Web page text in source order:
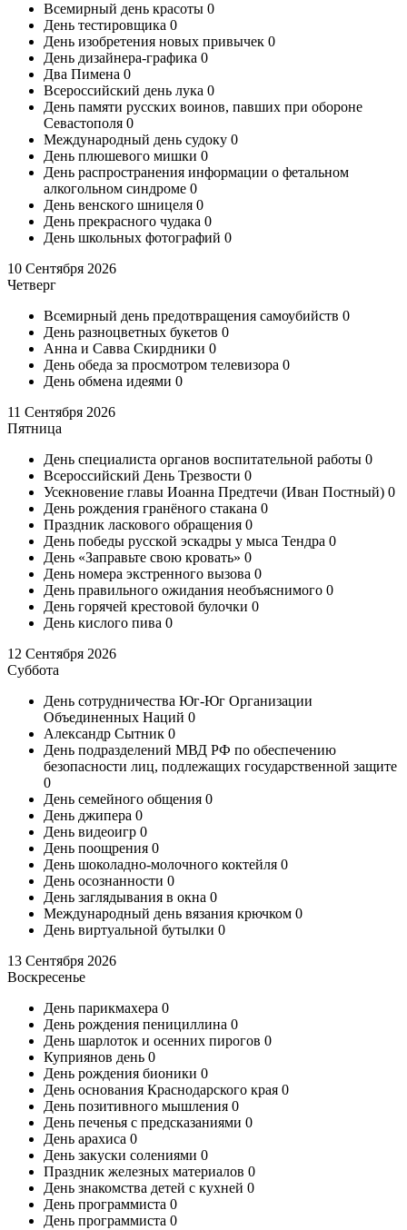
Всемирный день красоты 0
День тестировщика 0
День изобретения новых привычек 0
День дизайнера-графика 0
Два Пимена 0
Всероссийский день лука 0
День памяти русских воинов, павших при обороне
Севастополя 0
Международный день судоку 0
День плюшевого мишки 0
День распространения информации о фетальном
алкогольном синдроме 0
День венского шницеля 0
День прекрасного чудака 0
День школьных фотографий 0
10 Сентября 2026
Четверг
Всемирный день предотвращения самоубийств 0
День разноцветных букетов 0
Анна и Савва Скирдники 0
День обеда за просмотром телевизора 0
День обмена идеями 0
11 Сентября 2026
Пятница
День специалиста органов воспитательной работы 0
Всероссийский День Трезвости 0
Усекновение главы Иоанна Предтечи (Иван Постный) 0
День рождения гранёного стакана 0
Праздник ласкового обращения 0
День победы русской эскадры у мыса Тендра 0
День «Заправьте свою кровать» 0
День номера экстренного вызова 0
День правильного ожидания необъяснимого 0
День горячей крестовой булочки 0
День кислого пива 0
12 Сентября 2026
Суббота
День сотрудничества Юг-Юг Организации
Объединенных Наций 0
Александр Сытник 0
День подразделений МВД РФ по обеспечению
безопасности лиц, подлежащих государственной защите
0
День семейного общения 0
День джипера 0
День видеоигр 0
День поощрения 0
День шоколадно-молочного коктейля 0
День осознанности 0
День заглядывания в окна 0
Международный день вязания крючком 0
День виртуальной бутылки 0
13 Сентября 2026
Воскресенье
День парикмахера 0
День рождения пенициллина 0
День шарлоток и осенних пирогов 0
Куприянов день 0
День рождения бионики 0
День основания Краснодарского края 0
День позитивного мышления 0
День печенья с предсказаниями 0
День арахиса 0
День закуски солениями 0
Праздник железных материалов 0
День знакомства детей с кухней 0
День программиста 0
День программиста 0